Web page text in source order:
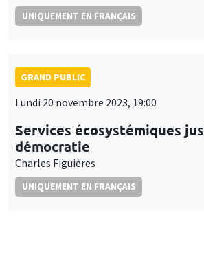
UNIQUEMENT EN FRANÇAIS
GRAND PUBLIC
Lundi 20 novembre 2023, 19:00
Services écosystémiques
démocratie
Charles Figuières
UNIQUEMENT EN FRANÇAIS